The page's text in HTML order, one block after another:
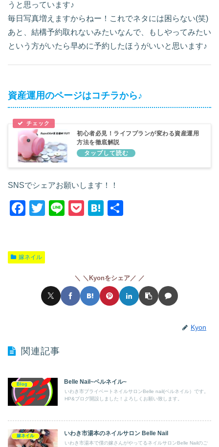
うと思っています♪
毎日写真増えますからねー！これでネタには困らない(笑)
あと、結構予約取れないみたいなんで、もしやってみたい
という方がいたら早めに予約したほうがいいと思います♪
資産運用のページはコチラから♪
初心者必見！ライフプランが変わる資産運用
方法を徹底解説
SNSでシェアお願いします！！
F
e
T
Li
P
H
a
嫁ネイル
＼Kyonをシェア／
Kyon
関連記事
Blog Belle Nail~ベルネイル~
いわき市プライベートネイルサロンBelle nail(ベルネイル）です。
HP&ブログ開設しました！よろしくお願い致します。
嫁ネイル いわき市湯本のネイルサロン Belle Nail
いわき市湯本で僕の嫁さんがやってるネイルサロンBelle Nailのご